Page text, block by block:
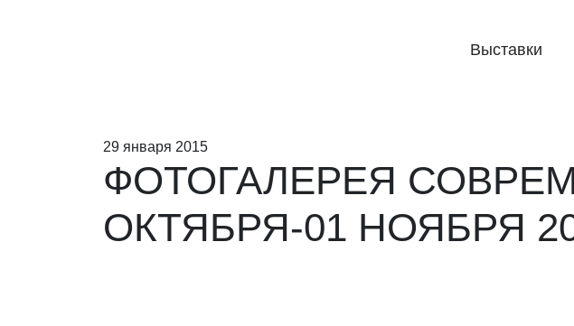
Выставки
29 января 2015
ФОТОГАЛЕРЕЯ
ОКТЯБРЯ-01 НОЯБРЯ